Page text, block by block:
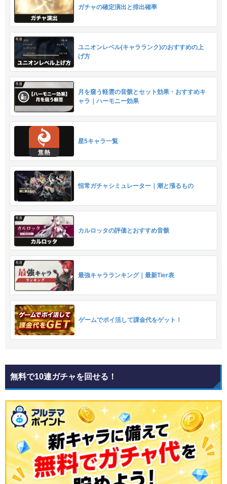
ガチャの確定演出と排出確率
ユニオンレベル(キャラランク)のおすすめの上
げ方
月を窺う軽雲の音骸とセット効果・おすすめキ
ャラ｜ハーモニー効果
星5キャラ一覧
恒常ガチャシミュレーター｜潮と漲るもの
カルロッタの評価とおすすめ音骸
最強キャラランキング｜最新Tier表
ゲームでポイ活して課金代をゲット！
無料で10連ガチャを回せる！